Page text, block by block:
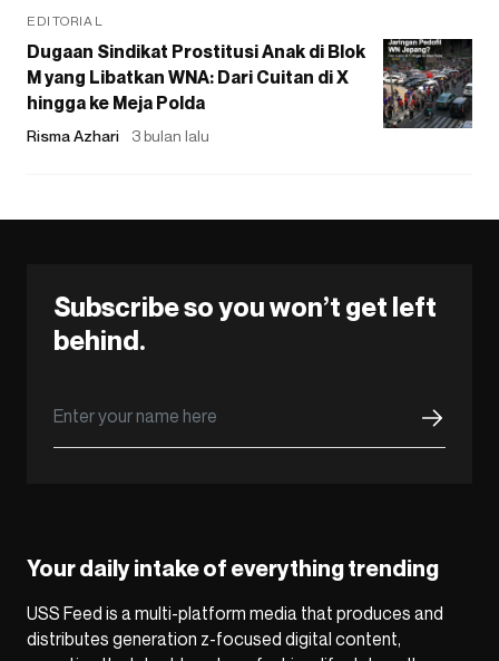
EDITORIAL
Dugaan Sindikat Prostitusi Anak di Blok
M yang Libatkan WNA: Dari Cuitan di X
hingga ke Meja Polda
Risma Azhari 3 bulan lalu
Subscribe so you won’t get left
behind.
Your daily intake of everything trending
USS Feed is a multi-platform media that produces and
distributes generation z-focused digital content,